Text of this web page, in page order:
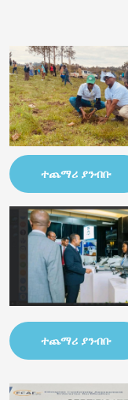
ተጨማሪ ያንብቡ
ተጨማሪ ያንብቡ